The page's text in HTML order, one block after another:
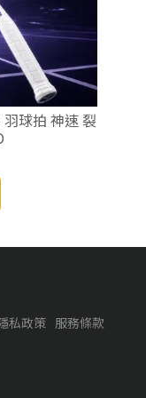
羽球拍 神速 裂
私政策 服務條款